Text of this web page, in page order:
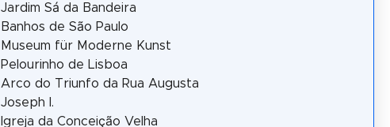
Jardim Sá da Bandeira
Banhos de São Paulo
Museum für Moderne Kunst
Pelourinho de Lisboa
Arco do Triunfo da Rua Augusta
Joseph I.
Igreja da Conceição Velha